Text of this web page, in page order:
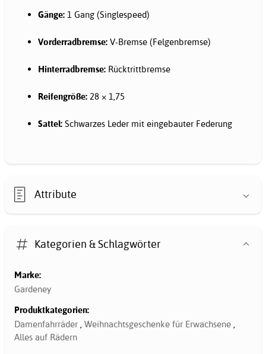
Gänge: 1 Gang (Singlespeed)
Vorderradbremse: V-Bremse (Felgenbremse)
Hinterradbremse: Rücktrittbremse
Reifengröße: 28 × 1,75
Sattel: Schwarzes Leder mit eingebauter Federung
Attribute
Kategorien & Schlagwörter
Marke:
Gardeney
Produktkategorien:
Damenfahrräder Weihnachtsgeschenke für Erwachsene
Alles auf Rädern